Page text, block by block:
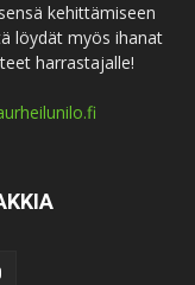
kehittämiseen
löydät myös ihanat
harrastajalle!